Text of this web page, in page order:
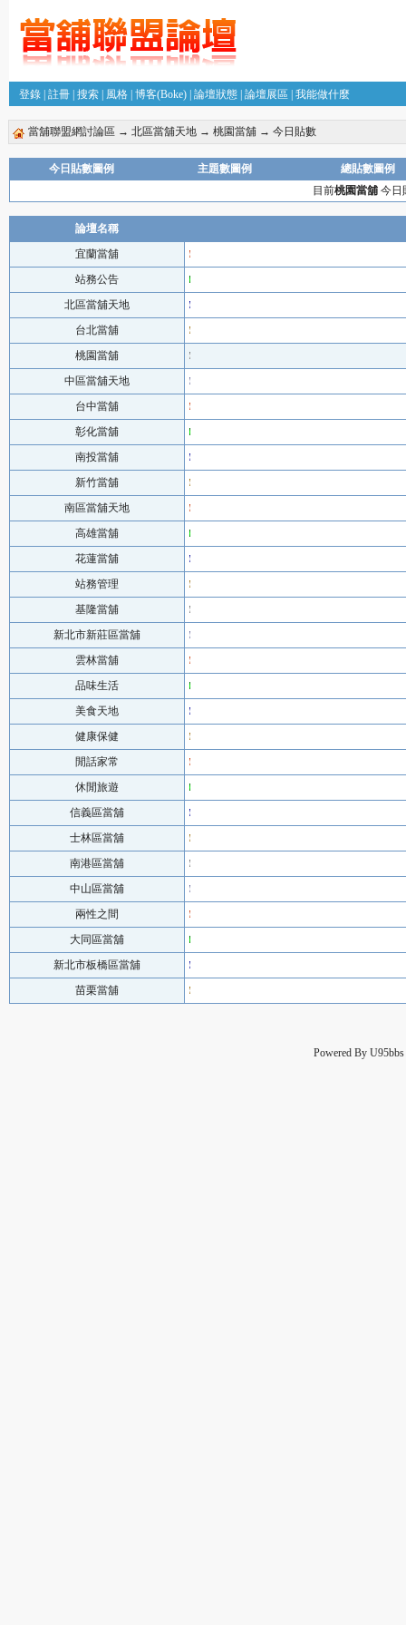
登錄| 註冊| 搜索| 風格| 博客(Boke)| 論壇狀態| 論壇展區 我能做什麼
當舖聯盟網討論區 → 北區當舖天地→ 桃園當舖→ 今日貼數
今日貼數圖例 主題數圖例
總貼數圖例
目前桃園當舖今日
論壇名稱
宜蘭當舖
站務公告
北區當舖天地
台北當舖
桃園當舖
中區當舖天地
台中當舖
彰化當舖
南投當舖
新竹當舖
南區當舖天地
高雄當舖
花蓮當舖
站務管理
基隆當舖
新北市新莊區當舖
雲林當舖
品味生活
美食天地
健康保健
閒話家常
休閒旅遊
信義區當舖
士林區當舖
南港區當舖
中山區當舖
兩性之間
大同區當舖
新北市板橋區當舖
苗栗當舖
Powered By U95bbs